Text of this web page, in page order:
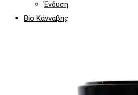
Ένδυση
Bio Κάνναβης